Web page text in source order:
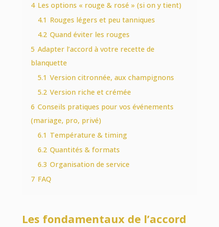
4 Les options « rouge & rosé » (si on y tient)
4.1 Rouges légers et peu tanniques
4.2 Quand éviter les rouges
5 Adapter l’accord à votre recette de
blanquette
5.1 Version citronnée, aux champignons
5.2 Version riche et crémée
6 Conseils pratiques pour vos événements
(mariage, pro, privé)
6.1 Température & timing
6.2 Quantités & formats
6.3 Organisation de service
7 FAQ
Les fondamentaux de l’accord